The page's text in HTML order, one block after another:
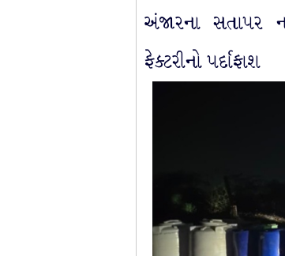
અંજારના સતાપર
ફેક્ટરીનો પર્દાફાશ